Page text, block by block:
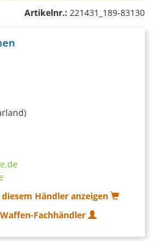
Artikelnr.: 221431_189-83130
Händler anzeigen
Fachhändler